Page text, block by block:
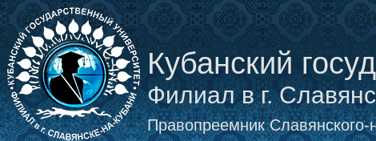
Кубанский
Филиал в г.
Правопреемник Славянского-